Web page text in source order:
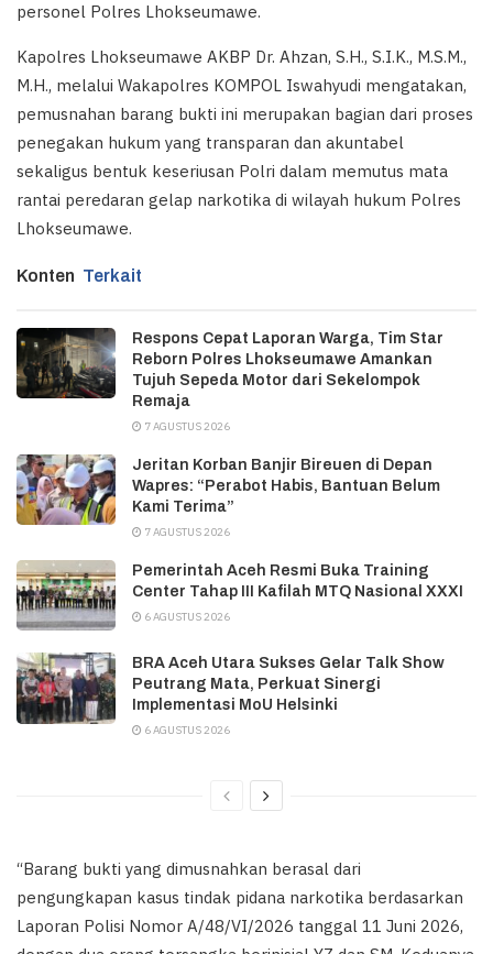
personel Polres Lhokseumawe.
Kapolres Lhokseumawe AKBP Dr. Ahzan, S.H., S.I.K., M.S.M.,
M.H., melalui Wakapolres KOMPOL Iswahyudi mengatakan,
pemusnahan barang bukti ini merupakan bagian dari proses
penegakan hukum yang transparan dan akuntabel
sekaligus bentuk keseriusan Polri dalam memutus mata
rantai peredaran gelap narkotika di wilayah hukum Polres
Lhokseumawe.
Konten Terkait
Respons Cepat Laporan Warga, Tim Star
Reborn Polres Lhokseumawe Amankan
Tujuh Sepeda Motor dari Sekelompok
Remaja
7 AGUSTUS 2026
Jeritan Korban Banjir Bireuen di Depan
Wapres: “Perabot Habis, Bantuan Belum
Kami Terima”
7 AGUSTUS 2026
Pemerintah Aceh Resmi Buka Training
Center Tahap III Kafilah MTQ Nasional XXXI
6 AGUSTUS 2026
BRA Aceh Utara Sukses Gelar Talk Show
Peutrang Mata, Perkuat Sinergi
Implementasi MoU Helsinki
6 AGUSTUS 2026
“Barang bukti yang dimusnahkan berasal dari
pengungkapan kasus tindak pidana narkotika berdasarkan
Laporan Polisi Nomor A/48/VI/2026 tanggal 11 Juni 2026,